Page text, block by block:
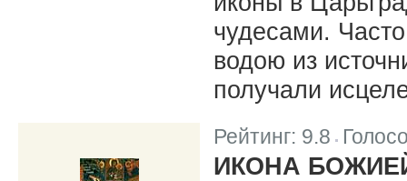
чудесами.
водою из
получали
Рейтинг: 9.8
ИКОНА